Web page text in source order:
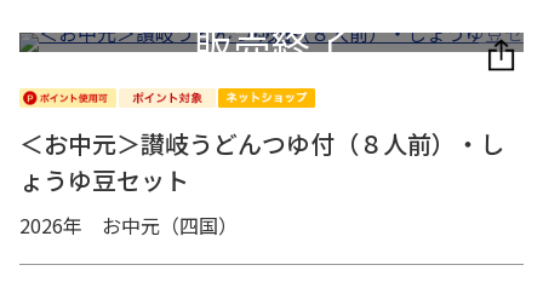
＜お中元＞讃岐うどんつゆ付（８人前）・し
ょうゆ豆セット
2026年 お中元（四国）